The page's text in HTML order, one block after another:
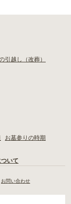
引越し（改葬）
お墓参りの時期
いて
お問い合わせ